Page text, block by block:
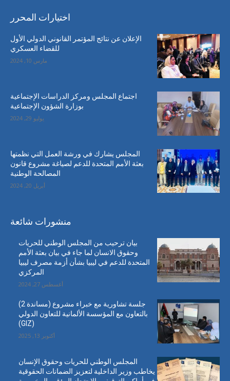
اختيارات المحرر
الإعلان عن نتائج المؤتمر القانوني الدولي الأول
للقضاء العسكري
مارس 10, 2024
اجتماع المجلس ومركز الدراسات الإجتماعية
بوزارة الشؤون الإجتماعية
يوليو 29, 2024
المجلس يشارك في ورشة العمل التي نظمتها
بعثة الأمم المتحدة للدعم لصياغة مشروع قانون
المصالحة الوطنية
أبريل 20, 2024
منشورات شائعة
بيان ترحيب من المجلس الوطني للحريات
وحقوق الانسان لما جاء في بيان بعثة الأمم
المتحدة للدعم في ليبيا بشأن أزمة مصرف ليبيا
المركزي
أغسطس 27, 2024
جلسة تشاورية مع خبراء مشروع (مساندة 2)
بالتعاون مع المؤسسة الألمانية للتعاون الدولي
(GIZ)
أكتوبر 13, 2025
المجلس الوطني للحريات وحقوق الإنسان
يخاطب وزير الداخلية لتعزيز الضمانات الحقوقية